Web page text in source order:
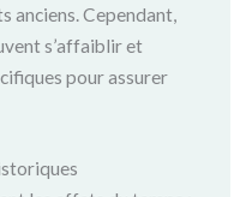
anciens. Cependant,
s’affaiblir et
pour assurer